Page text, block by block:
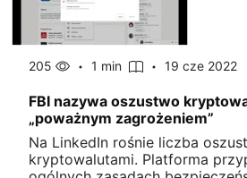
205 1 min 19 cze 2022
FBI nazywa oszustwo
„poważnym zagrożeniem”
Na LinkedIn rośnie liczba
kryptowalutami. Platforma